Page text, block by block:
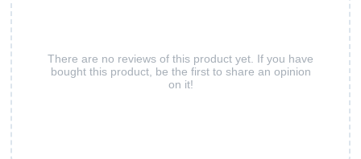
There are no reviews of this product yet. If you have
bought this product, be the first to share an opinion
on it!